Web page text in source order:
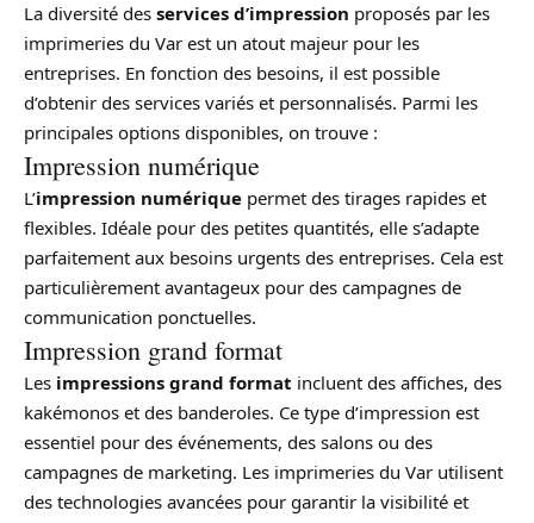
La diversité des services d’impression proposés par les
imprimeries du Var est un atout majeur pour les
entreprises. En fonction des besoins, il est possible
d’obtenir des services variés et personnalisés. Parmi les
principales options disponibles, on trouve :
Impression numérique
L’impression numérique permet des tirages rapides et
flexibles. Idéale pour des petites quantités, elle s’adapte
parfaitement aux besoins urgents des entreprises. Cela est
particulièrement avantageux pour des campagnes de
communication ponctuelles.
Impression grand format
Les impressions grand format incluent des affiches, des
kakémonos et des banderoles. Ce type d’impression est
essentiel pour des événements, des salons ou des
campagnes de marketing. Les imprimeries du Var utilisent
des technologies avancées pour garantir la visibilité et